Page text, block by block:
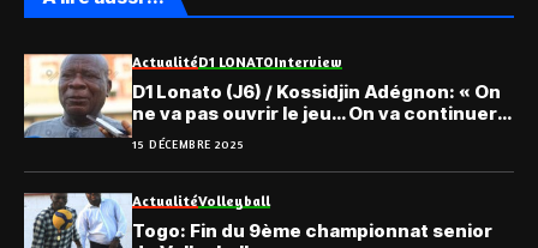
ActualitéD1 LONATOInterview
D1 Lonato (J6) / Kossidjin Adégnon: « On
ne va pas ouvrir le jeu… On va continuer
comme ça ! »
15 DÉCEMBRE 2025
ActualitéVolleyball
Togo: Fin du 9ème championnat senior